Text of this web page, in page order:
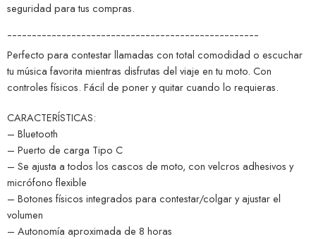
seguridad para tus compras.
¯¯¯¯¯¯¯¯¯¯¯¯¯¯¯¯¯¯¯¯¯¯¯¯¯¯¯¯¯¯¯¯¯¯¯¯¯¯¯¯¯¯¯¯¯¯¯¯¯¯¯
Perfecto para contestar llamadas con total comodidad o escuchar
tu música favorita mientras disfrutas del viaje en tu moto. Con
controles físicos. Fácil de poner y quitar cuando lo requieras.
CARACTERÍSTICAS:
– Bluetooth
– Puerto de carga Tipo C
– Se ajusta a todos los cascos de moto, con velcros adhesivos y
micrófono flexible
– Botones físicos integrados para contestar/colgar y ajustar el
volumen
– Autonomía aproximada de 8 horas